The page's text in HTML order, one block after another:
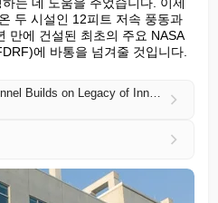
두 시설인 12피트 저속 풍동과
만에 건설된 최초의 주요 NASA
에 바통을 넘겨줄 것입니다.
NASA’s Newest Wind Tunnel Builds on Legacy of Innovation